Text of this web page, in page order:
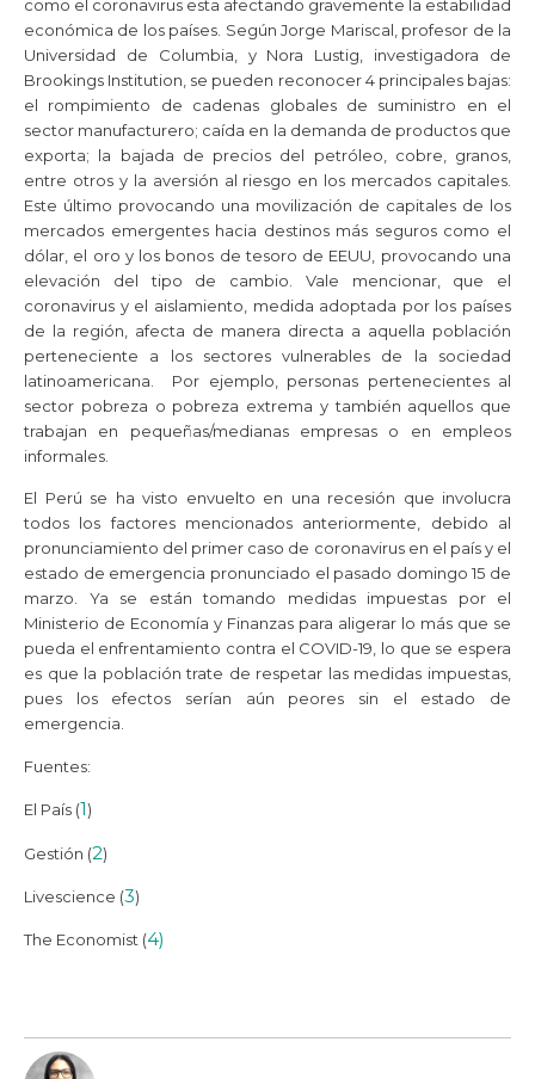
como el coronavirus esta afectando gravemente la estabilidad
económica de los países. Según Jorge Mariscal, profesor de la
Universidad de Columbia, y Nora Lustig, investigadora de
Brookings Institution, se pueden reconocer 4 principales bajas:
el rompimiento de cadenas globales de suministro en el
sector manufacturero; caída en la demanda de productos que
exporta; la bajada de precios del petróleo, cobre, granos,
entre otros y la aversión al riesgo en los mercados capitales.
Este último provocando una movilización de capitales de los
mercados emergentes hacia destinos más seguros como el
dólar, el oro y los bonos de tesoro de EEUU, provocando una
elevación del tipo de cambio. Vale mencionar, que el
coronavirus y el aislamiento, medida adoptada por los países
de la región, afecta de manera directa a aquella población
perteneciente a los sectores vulnerables de la sociedad
latinoamericana. Por ejemplo, personas pertenecientes al
sector pobreza o pobreza extrema y también aquellos que
trabajan en pequeñas/medianas empresas o en empleos
informales.
El Perú se ha visto envuelto en una recesión que involucra
todos los factores mencionados anteriormente, debido al
pronunciamiento del primer caso de coronavirus en el país y el
estado de emergencia pronunciado el pasado domingo 15 de
marzo. Ya se están tomando medidas impuestas por el
Ministerio de Economía y Finanzas para aligerar lo más que se
pueda el enfrentamiento contra el COVID-19, lo que se espera
es que la población trate de respetar las medidas impuestas,
pues los efectos serían aún peores sin el estado de
emergencia.
Fuentes:
El País (1)
Gestión (2)
Livescience (3)
The Economist (4)